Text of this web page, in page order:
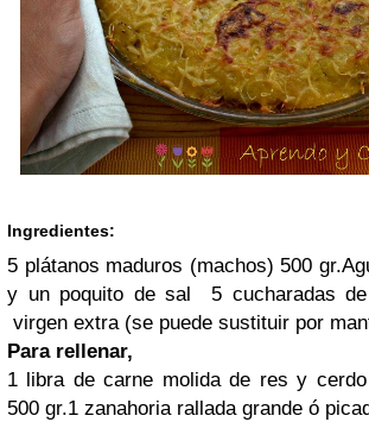
Ingredientes:
5 plátanos maduros (machos) 500 gr.
y un poquito de sal 5 cucharadas
virgen extra (se puede sustituir por
Para rellenar,
1 libra de carne molida de res y
500 gr.1 zanahoria rallada grande ó